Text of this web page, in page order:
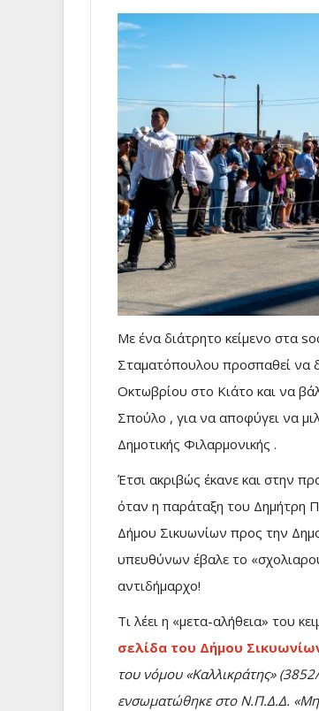
Με ένα διάτρητο κείμενο στα
Σταματόπουλου προσπαθεί να
Οκτωβρίου στο Κιάτο και να
Σπούλο , για να αποφύγει να
Δημοτικής Φιλαρμονικής .
Έτσι ακριβώς έκανε και στην
όταν η παράταξη του Δημήτρη
Δήμου Σικυωνίων προς την
υπευθύνων έβαλε το
αντιδήμαρχο!
Τι λέει η «μετα-αλήθεια» του
σελίδα του Δήμου
του νόμου «Καλλικράτης»
ενσωματώθηκε στο Ν.Π.Δ.Δ.